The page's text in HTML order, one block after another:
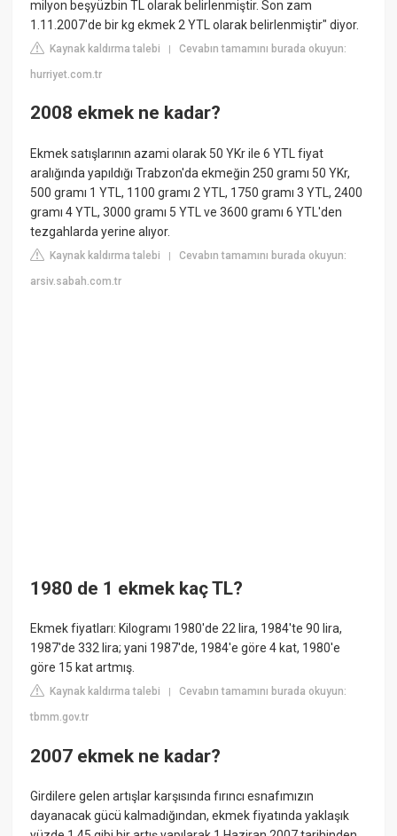
milyon beşyüzbin TL olarak belirlenmiştir. Son zam
1.11.2007'de bir kg ekmek 2 YTL olarak belirlenmiştir" diyor.
Kaynak kaldırma talebi |Cevabın tamamını burada okuyun:
hurriyet.com.tr
2008 ekmek ne kadar?
Ekmek satışlarının azami olarak 50 YKr ile 6 YTL fiyat
aralığında yapıldığı Trabzon'da ekmeğin 250 gramı 50 YKr,
500 gramı 1 YTL, 1100 gramı 2 YTL, 1750 gramı 3 YTL, 2400
gramı 4 YTL, 3000 gramı 5 YTL ve 3600 gramı 6 YTL'den
tezgahlarda yerine alıyor.
Kaynak kaldırma talebi |Cevabın tamamını burada okuyun:
arsiv.sabah.com.tr
1980 de 1 ekmek kaç TL?
Ekmek fiyatları: Kilogramı 1980'de 22 lira, 1984'te 90 lira,
1987'de 332 lira; yani 1987'de, 1984'e göre 4 kat, 1980'e
göre 15 kat artmış.
Kaynak kaldırma talebi |Cevabın tamamını burada okuyun:
tbmm.gov.tr
2007 ekmek ne kadar?
Girdilere gelen artışlar karşısında fırıncı esnafımızın
dayanacak gücü kalmadığından, ekmek fiyatında yaklaşık